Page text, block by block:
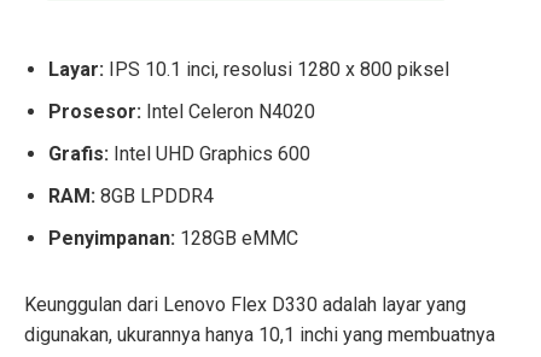
Layar: IPS 10.1 inci, resolusi 1280 x 800 piksel
Prosesor: Intel Celeron N4020
Grafis: Intel UHD Graphics 600
RAM: 8GB LPDDR4
Penyimpanan: 128GB eMMC
Keunggulan dari Lenovo Flex D330 adalah layar yang
digunakan, ukurannya hanya 10,1 inchi yang membuatnya